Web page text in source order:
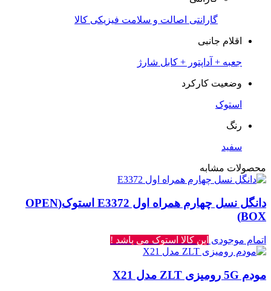
گارانتی اصالت و سلامت فیزیکی کالا
اقلام جانبی
جعبه + آداپتور + کابل شارژ
وضعیت کارکرد
استوک
رنگ
سفید
محصولات مشابه
دانگل نسل چهارم همراه اول E3372 استوک(OPEN
BOX)
اتمام موجودی این کالا استوک می باشد !
مودم 5G رومیزی ZLT مدل X21